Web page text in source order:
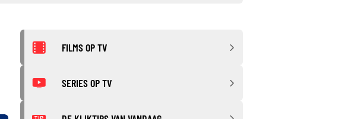
FILMS OP TV
SERIES OP TV